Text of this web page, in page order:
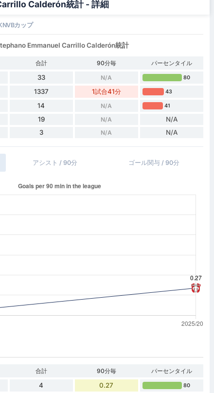
Calderón統計 - 詳細
カップ
Emmanuel Carrillo Calderón統計
合計 90分毎
パーセンタイル
33 N/A 80
1337 1試合41分 43
14 N/A 41
19 N/A N/A
3 N/A N/A
アシスト / 90分 ゴール関与 / 90分
合計 90分毎
パーセンタイル
4 0.27 80